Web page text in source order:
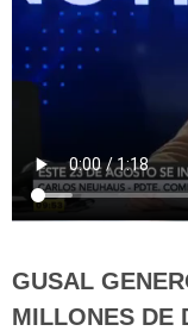
GUSAL
MILLONES DE